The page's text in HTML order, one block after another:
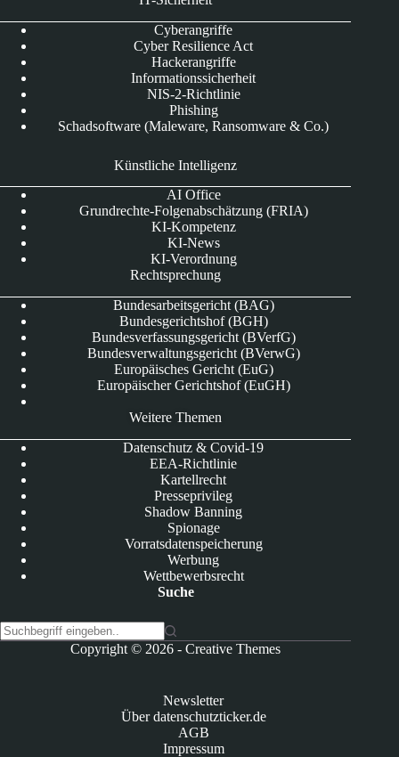
Cyberangriffe
Cyber Resilience Act
Hackerangriffe
Informationssicherheit
NIS-2-Richtlinie
Phishing
Schadsoftware (Maleware, Ransomware & Co.)
Künstliche Intelligenz
AI Office
Grundrechte-Folgenabschätzung (FRIA)
KI-Kompetenz
KI-News
KI-Verordnung
Rechtsprechung
Bundesarbeitsgericht (BAG)
Bundesgerichtshof (BGH)
Bundesverfassungsgericht (BVerfG)
Bundesverwaltungsgericht (BVerwG)
Europäisches Gericht (EuG)
Europäischer Gerichtshof (EuGH)
Weitere Themen
Datenschutz & Covid-19
EEA-Richtlinie
Kartellrecht
Presseprivileg
Shadow Banning
Spionage
Vorratsdatenspeicherung
Werbung
Wettbewerbsrecht
Suche
Copyright © 2026 -Creative Themes
Newsletter
Über datenschutzticker.de
AGB
Impressum